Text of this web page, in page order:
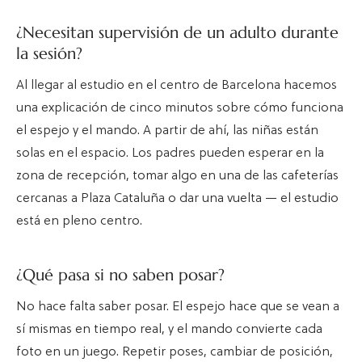
¿Necesitan supervisión de un adulto durante
la sesión?
Al llegar al estudio en el centro de Barcelona hacemos
una explicación de cinco minutos sobre cómo funciona
el espejo y el mando. A partir de ahí, las niñas están
solas en el espacio. Los padres pueden esperar en la
zona de recepción, tomar algo en una de las cafeterías
cercanas a Plaza Cataluña o dar una vuelta — el estudio
está en pleno centro.
¿Qué pasa si no saben posar?
No hace falta saber posar. El espejo hace que se vean a
sí mismas en tiempo real, y el mando convierte cada
foto en un juego. Repetir poses, cambiar de posición,